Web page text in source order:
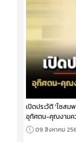
เปิดประวัติ 'ไซสม
อุทิศตน-คุณงามค
09 สิงหาคม